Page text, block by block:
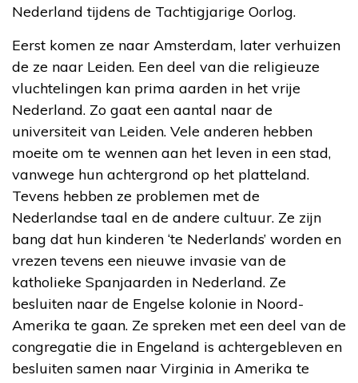
Nederland tijdens de Tachtigjarige Oorlog.
Eerst komen ze naar Amsterdam, later verhuizen
de ze naar Leiden. Een deel van die religieuze
vluchtelingen kan prima aarden in het vrije
Nederland. Zo gaat een aantal naar de
universiteit van Leiden. Vele anderen hebben
moeite om te wennen aan het leven in een stad,
vanwege hun achtergrond op het platteland.
Tevens hebben ze problemen met de
Nederlandse taal en de andere cultuur. Ze zijn
bang dat hun kinderen ‘te Nederlands’ worden en
vrezen tevens een nieuwe invasie van de
katholieke Spanjaarden in Nederland. Ze
besluiten naar de Engelse kolonie in Noord-
Amerika te gaan. Ze spreken met een deel van de
congregatie die in Engeland is achtergebleven en
besluiten samen naar Virginia in Amerika te